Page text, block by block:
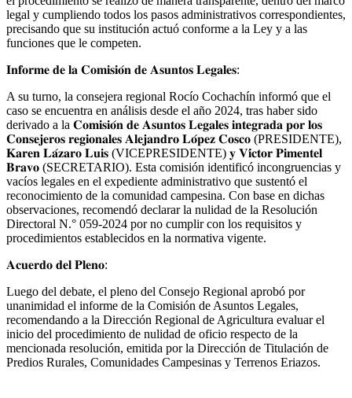
legal y cumpliendo todos los pasos administrativos correspondientes,
precisando que su institución actuó conforme a la Ley y a las
funciones que le competen.
𝐈𝐧𝐟𝐨𝐫𝐦𝐞 𝐝𝐞 𝐥𝐚 𝐂𝐨𝐦𝐢𝐬𝐢𝐨́𝐧 𝐝𝐞 𝐀𝐬𝐮𝐧𝐭𝐨𝐬 𝐋𝐞𝐠𝐚𝐥𝐞𝐬:
A su turno, la consejera regional Rocío Cochachín informó que el
caso se encuentra en análisis desde el año 2024, tras haber sido
derivado a la 𝐂𝐨𝐦𝐢𝐬𝐢𝐨́𝐧 𝐝𝐞 𝐀𝐬𝐮𝐧𝐭𝐨𝐬 𝐋𝐞𝐠𝐚𝐥𝐞𝐬 𝐢𝐧𝐭𝐞𝐠𝐫𝐚𝐝𝐚 𝐩𝐨𝐫 𝐥𝐨𝐬
𝐂𝐨𝐧𝐬𝐞𝐣𝐞𝐫𝐨𝐬 𝐫𝐞𝐠𝐢𝐨𝐧𝐚𝐥𝐞𝐬 𝐀𝐥𝐞𝐣𝐚𝐧𝐝𝐫𝐨 𝐋𝐨́𝐩𝐞𝐳 𝐂𝐨𝐬𝐜𝐨 (PRESIDENTE),
𝐊𝐚𝐫𝐞𝐧 𝐋𝐚́𝐳𝐚𝐫𝐨 𝐋𝐮𝐢𝐬 (VICEPRESIDENTE) 𝐲 𝐕𝐢́𝐜𝐭𝐨𝐫 𝐏𝐢𝐦𝐞𝐧𝐭𝐞𝐥
𝐁𝐫𝐚𝐯𝐨 (SECRETARIO). Esta comisión identificó incongruencias y
vacíos legales en el expediente administrativo que sustentó el
reconocimiento de la comunidad campesina. Con base en dichas
observaciones, recomendó declarar la nulidad de la Resolución
Directoral N.° 059-2024 por no cumplir con los requisitos y
procedimientos establecidos en la normativa vigente.
𝐀𝐜𝐮𝐞𝐫𝐝𝐨 𝐝𝐞𝐥 𝐏𝐥𝐞𝐧𝐨:
Luego del debate, el pleno del Consejo Regional aprobó por
unanimidad el informe de la Comisión de Asuntos Legales,
recomendando a la Dirección Regional de Agricultura evaluar el
inicio del procedimiento de nulidad de oficio respecto de la
mencionada resolución, emitida por la Dirección de Titulación de
Predios Rurales, Comunidades Campesinas y Terrenos Eriazos.